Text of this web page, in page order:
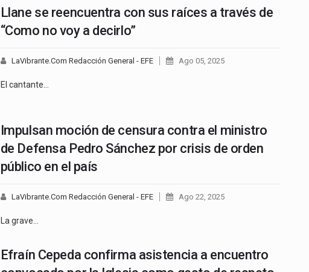
Llane se reencuentra con sus raíces a través de
“Como no voy a decirlo”
LaVibrante.Com Redacción General - EFE Ago 05, 2025
El cantante…
Impulsan moción de censura contra el ministro
de Defensa Pedro Sánchez por crisis de orden
público en el país
LaVibrante.Com Redacción General - EFE Ago 22, 2025
La grave…
Efraín Cepeda confirma asistencia a encuentro